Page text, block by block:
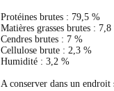
Protéines brutes : 79,5 %
Matières grasses brutes : 7,8
Cendres brutes : 7 %
Cellulose brute : 2,3 %
Humidité : 3,2 %
A conserver dans un